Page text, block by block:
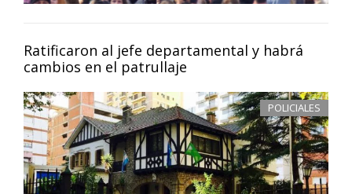
Ratificaron al jefe departamental y habrá
cambios en el patrullaje
POLICIALES